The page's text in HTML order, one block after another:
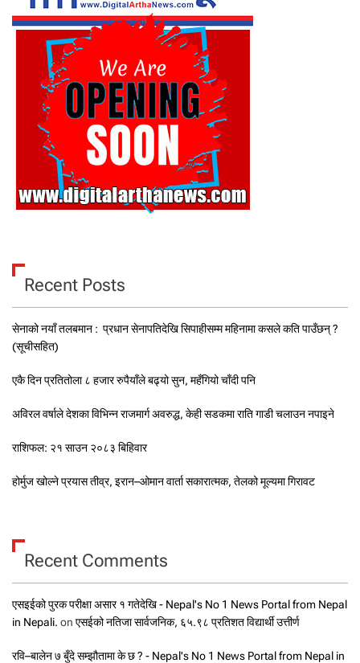
Recent Posts
सेनाको नयाँ तलबमान : प्रधान सेनापतिदेखि सिपाहीसम्म महिनामा कसले कति पाउँछन् ?
(सूचीसहित)
एकै दिन प्रतितोला ८ हजार रुपैयाँले बढ्यो सुन, महँगियो चाँदी पनि
अविरल वर्षाले देशका विभिन्न राजमार्ग अवरुद्ध, केही सडकमा राति गाडी चलाउन नपाइने
राशिफल: २१ साउन २०८३ बिहिवार
होर्मुज खोल्ने प्रयास तीव्र, इरान–ओमान वार्ता सकारात्मक, तेलको मूल्यमा गिरावट
Recent Comments
एसइईको पुरक परीक्षा असार १ गतेदेखि - Nepal's No 1 News Portal from Nepal
in Nepali. on एसईको नतिजा सार्वजनिक, ६५.९८ प्रतिशत विद्यार्थी उत्तीर्ण
रवि–बालेन ७ बुँदे सम्झौतामा के छ ? - Nepal's No 1 News Portal from Nepal in